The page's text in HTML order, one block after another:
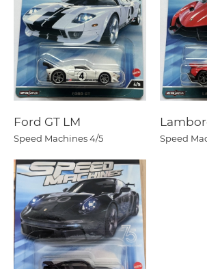
Ford GT LM
Speed Machines4/5 Speed